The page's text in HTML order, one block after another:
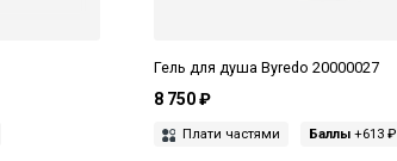
Гель для душа Byredo 20000027
8 750 ₽
Плати частями Баллы +613 ₽